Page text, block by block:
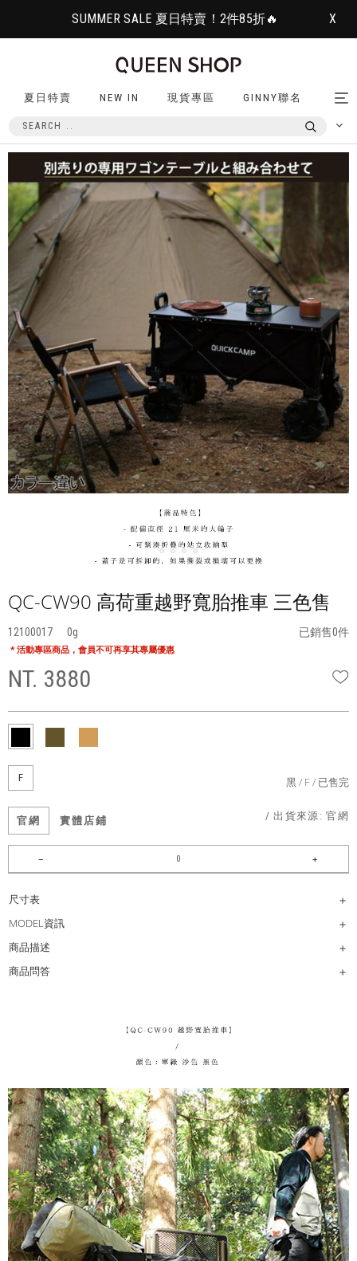
SUMMER SALE 夏日特賣！2件85折🔥 X
夏日特賣 NEW IN 現貨專區 GINNY聯名
QC-CW90 高荷重越野寬胎推車 三色售
12100017 0 已銷售0件
* 活動專區商品，會員不可再享其專屬優惠
NT. 3880
F 黑 F 已售完
官網 實體店鋪 / 出貨來源:官網
尺寸表
MODEL資訊
商品描述
商品問答